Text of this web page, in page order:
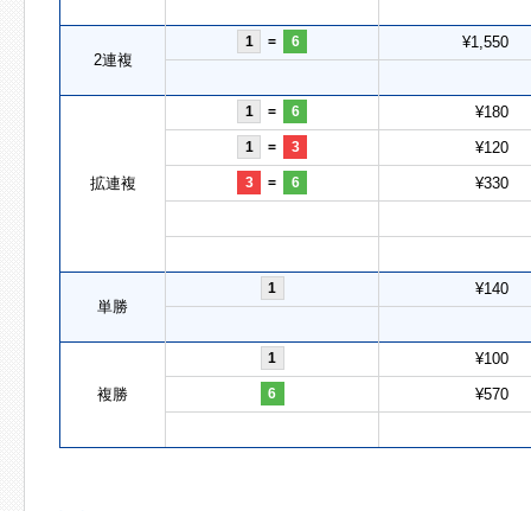
2連複
1 = 6 ¥1,550
拡連複
1 = 6 ¥180
1 = 3 ¥120
3 = 6 ¥330
単勝
1 ¥140
複勝
1 ¥100
6 ¥570